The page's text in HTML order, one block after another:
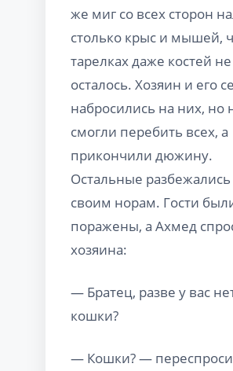
же миг со всех сторон
столько крыс и мышей,
тарелках даже костей не
осталось. Хозяин и его
набросились на них, но
смогли перебить всех, а
прикончили дюжину.
Остальные
своим норам. Гости
поражены, а Ахмед
хозяина:
— Братец, разве у вас
кошки?
— Кошки? —